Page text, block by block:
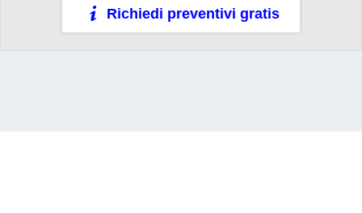
Richiedi preventivi gratis